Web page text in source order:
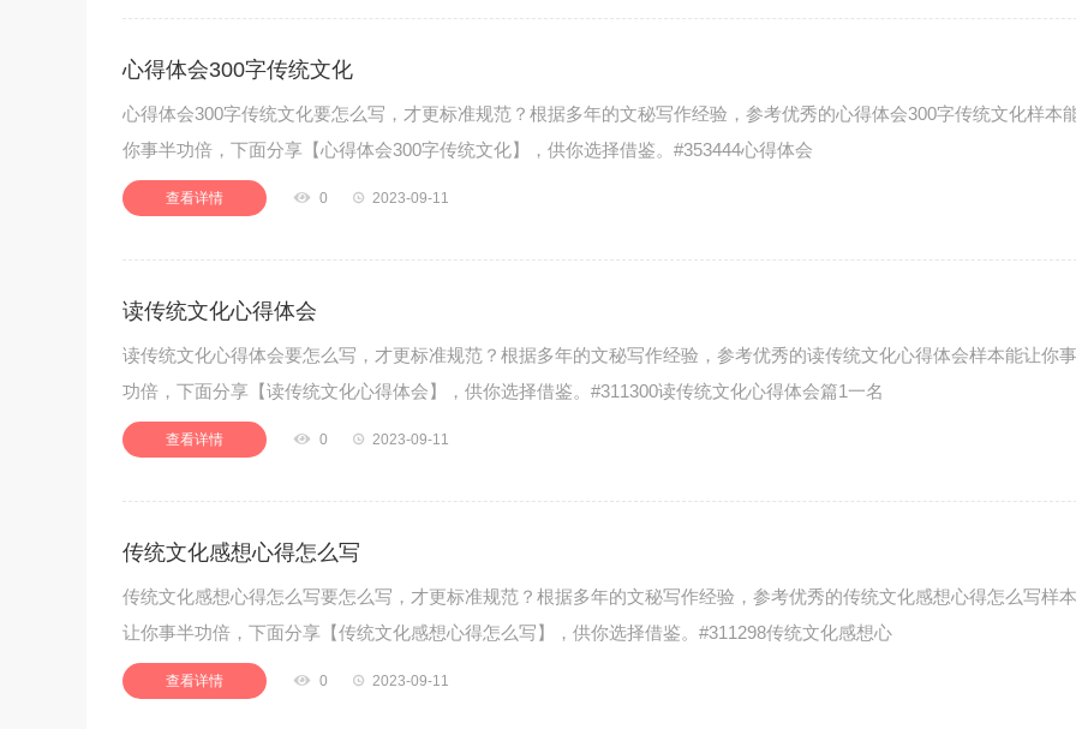
心得体会300字传统文化
心得体会300字传统文化要怎么写，才更标准规范？根据多年的文秘写作经验，参考优秀的心得体会300字传统文化样本
你事半功倍，下面分享【心得体会300字传统文化】，供你选择借鉴。#353444心得体会
查看详情  0  2023-09-11
读传统文化心得体会
读传统文化心得体会要怎么写，才更标准规范？根据多年的文秘写作经验，参考优秀的读传统文化心得体会样本能让你
功倍，下面分享【读传统文化心得体会】，供你选择借鉴。#311300读传统文化心得体会篇1一名
查看详情  0  2023-09-11
传统文化感想心得怎么写
传统文化感想心得怎么写要怎么写，才更标准规范？根据多年的文秘写作经验，参考优秀的传统文化感想心得怎么写样
让你事半功倍，下面分享【传统文化感想心得怎么写】，供你选择借鉴。#311298传统文化感想心
查看详情  0  2023-09-11